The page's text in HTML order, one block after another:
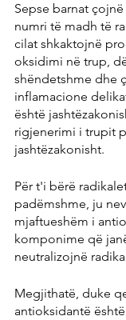
Sepse barnat
numri të madh të
cilat shkaktojnë
oksidimi në trup,
shëndetshme dhe
inflamacione
është
rigjenerimi i trupit
jashtëzakonisht.
Për t'i bërë
padëmshme, ju
mjaftueshëm i
komponime që
neutralizojnë
Megjithatë, duke
antioksidantë